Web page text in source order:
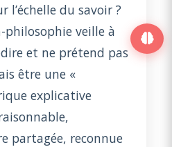
l’échelle du savoir ?
philosophie veille à
et ne prétend pas
être une «
explicative
partagée, reconnue